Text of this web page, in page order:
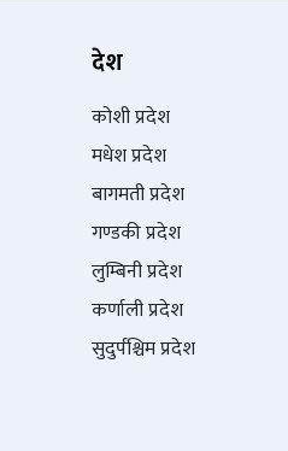
देश
कोशी प्रदेश
मधेश प्रदेश
बागमती प्रदेश
गण्डकी प्रदेश
लुम्बिनी प्रदेश
कर्णाली प्रदेश
सुदुर्पश्चिम प्रदेश